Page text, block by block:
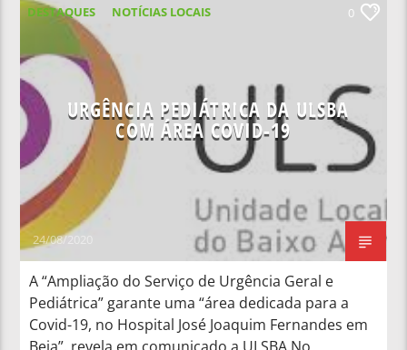
DESTAQUES NOTÍCIAS LOCAIS 0
URGÊNCIA PEDIÁTRICA DA ULSBA
COM ÁREA COVID-19
24/08/2020
A “Ampliação do Serviço de Urgência Geral e
Pediátrica” garante uma “área dedicada para a
Covid-19, no Hospital José Joaquim Fernandes em